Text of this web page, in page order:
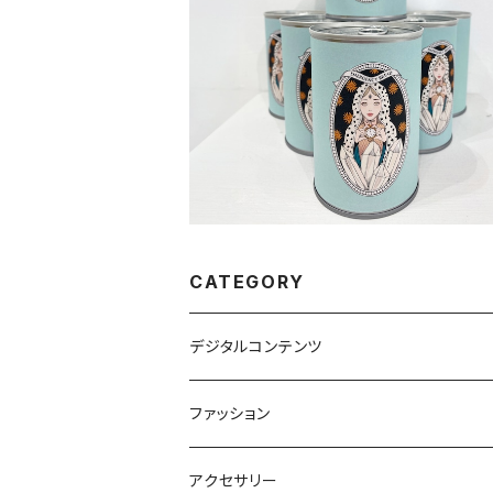
Emergency Charity Bread(オレン
桃デニッシュパン）
¥880
CATEGORY
デジタルコンテンツ
電子書籍
ファッション
Tシャツ
アクセサリー